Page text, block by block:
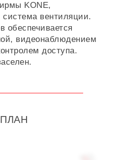
KONE,
вентиляции.
обеспечивается
видеонаблюдением
доступа.
ПЛАН